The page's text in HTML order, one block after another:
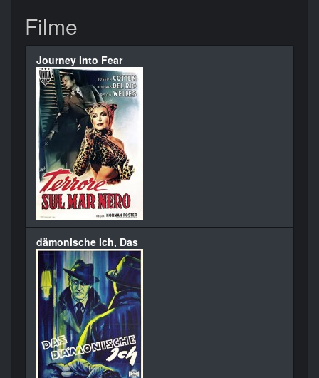
Filme
Journey Into Fear
dämonische Ich, Das